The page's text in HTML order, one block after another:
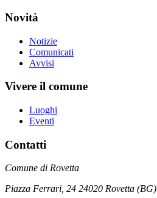
Novità
Notizie
Comunicati
Avvisi
Vivere il comune
Luoghi
Eventi
Contatti
Comune di Rovetta
Piazza Ferrari, 24 24020 Rovetta (BG)